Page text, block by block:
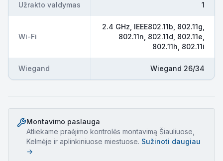
Užrakto valdymas 1
Wi-Fi
2.4 GHz, IEEE802.11b, 802.11g,
802.11n, 802.11d, 802.11e,
802.11h, 802.11i
Wiegand Wiegand 26/34
Montavimo paslauga
Atliekame praėjimo kontrolės montavimą Šiauliuose,
Kelmėje ir aplinkiniuose miestuose. Sužinoti daugiau
→